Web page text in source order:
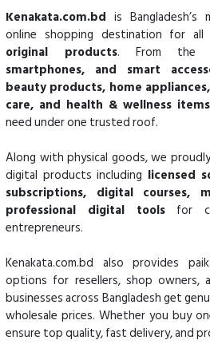
Kenakata.com.bd is
online shopping destination for
original products. From the
smartphones, and smart
beauty products, home
care, and health & wellness items
need under one trusted roof.
Along with physical goods, we
digital products including licensed
subscriptions, digital courses,
professional digital tools for
entrepreneurs.
Kenakata.com.bd also provides
options for resellers, shop owners,
businesses across Bangladesh get
wholesale prices. Whether you buy
ensure top quality, fast delivery, and